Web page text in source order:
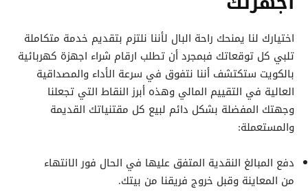
اختيارك لنا يمنحك راحة البال لأننا نلتزم بتقديم خدمة متكاملة
تلبي كل توقعاتك فبمجرد أن تطلب ارقام شراء اجهزة كهربائية
بالكويت ستكتشف أننا نتفوق في سرعة الأداء والمصداقية
العالية في التقييم المالي وهذه أبرز النقاط التي تجعلنا
وجهتك المفضلة بشكل دائم لبيع كل مقتنياتك القديمة
والمستعملة:
دفع المبالغ النقدية المتفق عليها في الحال فور الانتهاء
من المعاينة وقبل خروج فريقنا من بيتك.